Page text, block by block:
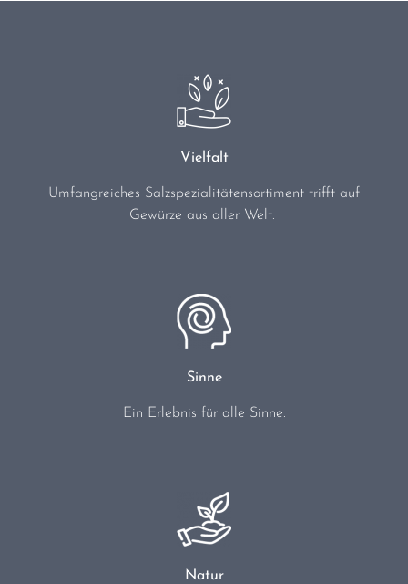
Vielfalt
Umfangreiches Salzspezialitätensortiment trifft auf
Gewürze aus aller Welt.
Sinne
Ein Erlebnis für alle Sinne.
Natur